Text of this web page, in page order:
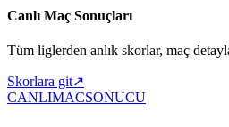
Canlı Maç Sonuçları
Tüm liglerden anlık skorlar, maç
Skorlara git↗
CANLIMACSONUCU